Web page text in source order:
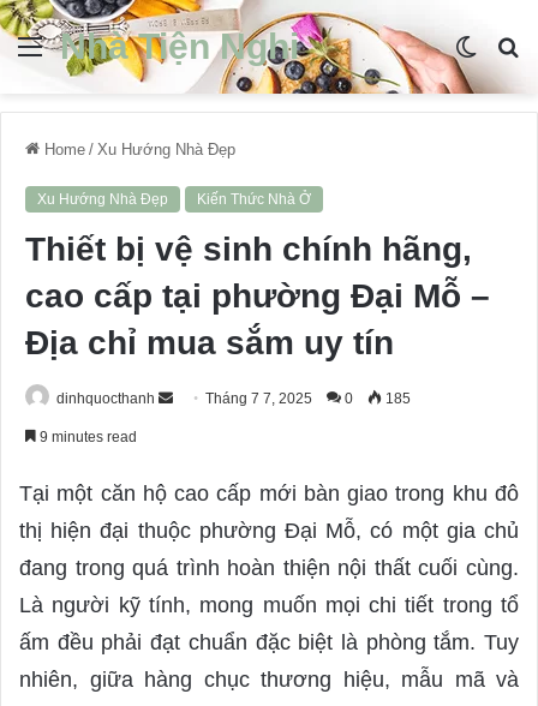
Menu
Nhà Tiện Nghi
Switch
skin
Home / Xu Hướng Nhà Đẹp
Xu Hướng Nhà Đẹp Kiến Thức Nhà Ở
Thiết bị vệ sinh chính hãng,
cao cấp tại phường Đại Mỗ –
Địa chỉ mua sắm uy tín
dinhquocthanh
d
n
e
m
Tháng 7 7, 2025 0 185
9 minutes read
Tại một căn hộ cao cấp mới bàn giao trong khu đô
thị hiện đại thuộc phường Đại Mỗ, có một gia chủ
đang trong quá trình hoàn thiện nội thất cuối cùng.
Là người kỹ tính, mong muốn mọi chi tiết trong tổ
ấm đều phải đạt chuẩn đặc biệt là phòng tắm. Tuy
nhiên, giữa hàng chục thương hiệu, mẫu mã và